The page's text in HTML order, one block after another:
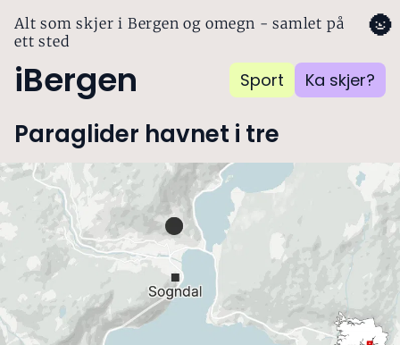
Alt som skjer i Bergen og omegn - samlet på
ett sted
iBergen Sport Ka skjer?
🌚
Paraglider havnet i tre